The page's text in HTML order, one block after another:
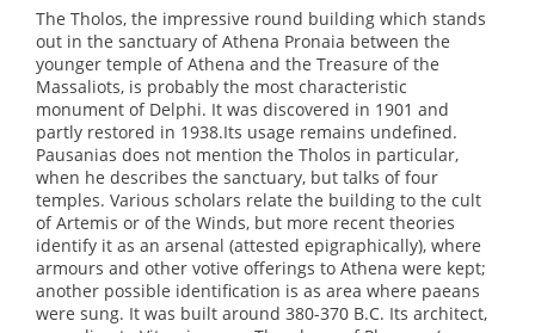
The Tholos, the impressive round building which stands
out in the sanctuary of Athena Pronaia between the
younger temple of Athena and the Treasure of the
Massaliots, is probably the most characteristic
monument of Delphi. It was discovered in 1901 and
partly restored in 1938.Its usage remains undefined.
Pausanias does not mention the Tholos in particular,
when he describes the sanctuary, but talks of four
temples. Various scholars relate the building to the cult
of Artemis or of the Winds, but more recent theories
identify it as an arsenal (attested epigraphically), where
armours and other votive offerings to Athena were kept;
another possible identification is as area where paeans
were sung. It was built around 380-370 B.C. Its architect,